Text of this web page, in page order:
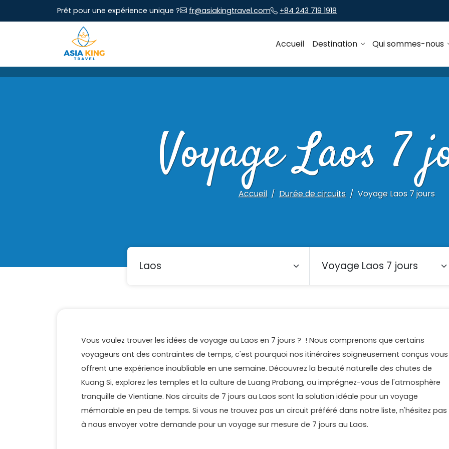
Prêt pour une expérience unique ? fr@asiakingtravel.com +84 243 719 1918
Accueil Destination Qui sommes-nous
Voyage Laos 7
Accueil Durée de circuits Voyage Laos 7 jours
Vous voulez trouver les idées de voyage au Laos en 7 jours ? ! Nous comprenons que certains
voyageurs ont des contraintes de temps, c'est pourquoi nos itinéraires soigneusement conçus vous
offrent une expérience inoubliable en une semaine. Découvrez la beauté naturelle des chutes de
Kuang Si, explorez les temples et la culture de Luang Prabang, ou imprégnez-vous de l'atmosphère
tranquille de Vientiane. Nos circuits de 7 jours au Laos sont la solution idéale pour un voyage
mémorable en peu de temps. Si vous ne trouvez pas un circuit préféré dans notre liste, n'hésitez pas
à nous envoyer votre demande pour un voyage sur mesure de 7 jours au Laos.